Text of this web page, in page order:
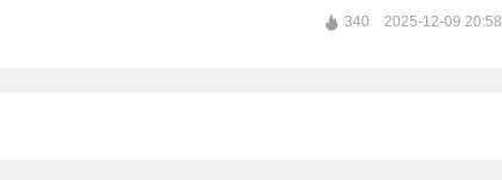
340 2025-12-09 20:58